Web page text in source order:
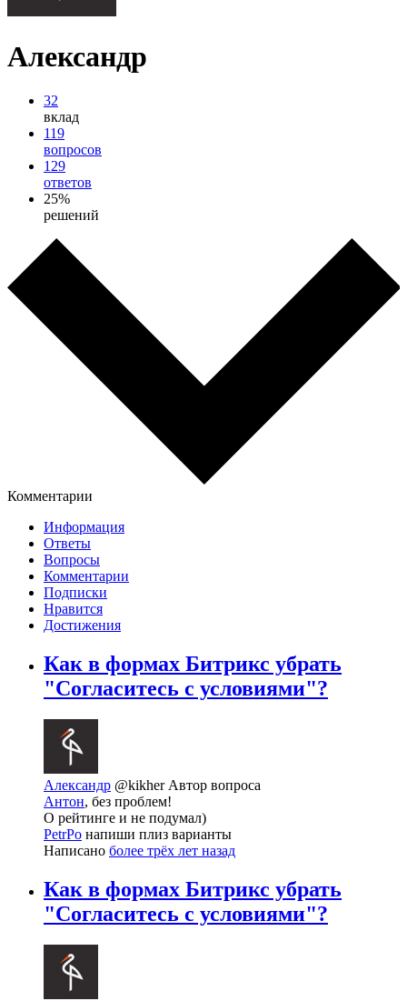
Александр
32
вклад
119
вопросов
129
ответов
25%
решений
Комментарии
Информация
Ответы
Вопросы
Комментарии
Подписки
Нравится
Достижения
Как в формах Битрикс убрать
"Согласитесь с условиями"?
Александр @kikher Автор вопроса
Антон, без проблем!
О рейтинге и не подумал)
PetrPo напиши плиз варианты
Написано более трёх лет назад
Как в формах Битрикс убрать
"Согласитесь с условиями"?